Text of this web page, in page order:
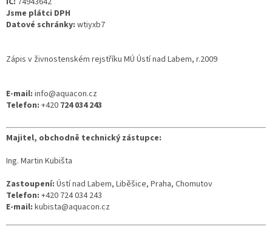
Jsme plátci DPH
Datové schránky: wtiyxb7
Zápis v živnostenském rejstříku MÚ Ústí nad Labem, r.2009
E-mail: info@aquacon.cz
Telefon: +420 724 034 243
Majitel, obchodně technický zástupce:
Ing. Martin Kubišta
Zastoupení: Ústí nad Labem, Liběšice, Praha, Chomutov
Telefon: +420 724 034 243
E-mail: kubista@aquacon.cz